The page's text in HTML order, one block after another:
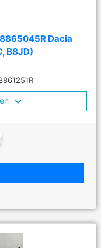
Dacia
B8JD)